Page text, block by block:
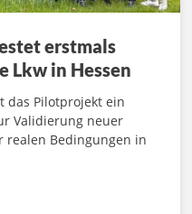
erstmals
Lkw in Hessen
das Pilotprojekt ein
Validierung neuer
realen Bedingungen in